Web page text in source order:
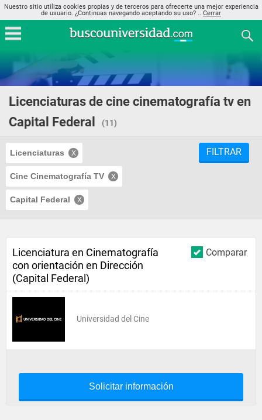
Nuestro sitio utiliza cookies propias y de terceros para ofrecerte una mejor experiencia
de usuario. ¿Continuas navegando aceptando su uso? .. Cerrar
Licenciaturas de cine cinematografía tv en
Capital Federal
(11)
Licenciaturas
Cine Cinematografía TV
Capital Federal
FILTRAR
Comparar
Licenciatura en Cinematografía
con orientación en Dirección
(Capital Federal)
Universidad del Cine
Solicitar información